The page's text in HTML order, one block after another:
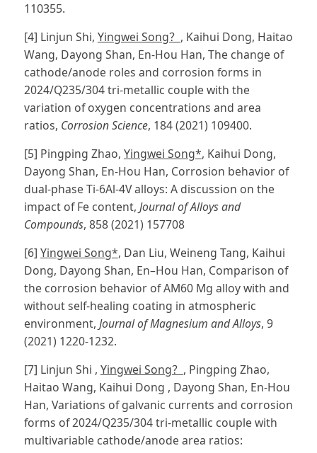
110355.
[4] Linjun Shi, Yingwei Song？ , Kaihui Dong, Haitao
Wang, Dayong Shan, En-Hou Han, The change of
cathode/anode roles and corrosion forms in
2024/Q235/304 tri-metallic couple with the
variation of oxygen concentrations and area
ratios, Corrosion Science, 184 (2021) 109400.
[5] Pingping Zhao, Yingwei Song*, Kaihui Dong,
Dayong Shan, En-Hou Han, Corrosion behavior of
dual-phase Ti-6Al-4V alloys: A discussion on the
impact of Fe content, Journal of Alloys and
Compounds, 858 (2021) 157708
[6] Yingwei Song*, Dan Liu, Weineng Tang, Kaihui
Dong, Dayong Shan, En–Hou Han, Comparison of
the corrosion behavior of AM60 Mg alloy with and
without self-healing coating in atmospheric
environment, Journal of Magnesium and Alloys, 9
(2021) 1220-1232.
[7] Linjun Shi , Yingwei Song？ , Pingping Zhao,
Haitao Wang, Kaihui Dong , Dayong Shan, En-Hou
Han, Variations of galvanic currents and corrosion
forms of 2024/Q235/304 tri-metallic couple with
multivariable cathode/anode area ratios: